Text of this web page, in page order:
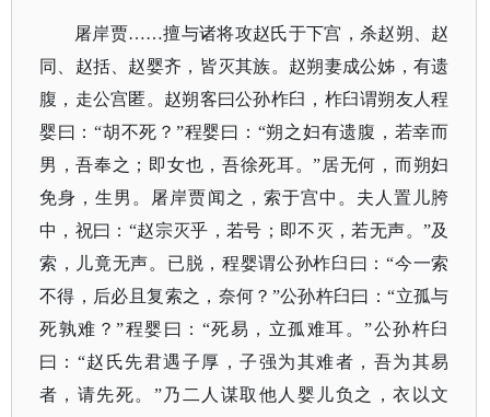
屠岸贾……擅与诸将攻赵氏于下宫，杀赵朔、赵
同、赵括、赵婴齐，皆灭其族。赵朔妻成公姊，有遗
腹，走公宫匿。赵朔客曰公孙柞臼，柞臼谓朔友人程
婴曰：“胡不死？”程婴曰：“朔之妇有遗腹，若幸而
男，吾奉之；即女也，吾徐死耳。”居无何，而朔妇
免身，生男。屠岸贾闻之，索于宫中。夫人置儿胯
中，祝曰：“赵宗灭乎，若号；即不灭，若无声。”及
索，儿竟无声。已脱，程婴谓公孙柞臼曰：“今一索
不得，后必且复索之，奈何？”公孙杵臼曰：“立孤与
死孰难？”程婴曰：“死易，立孤难耳。”公孙杵臼
曰：“赵氏先君遇子厚，子强为其难者，吾为其易
者，请先死。”乃二人谋取他人婴儿负之，衣以文